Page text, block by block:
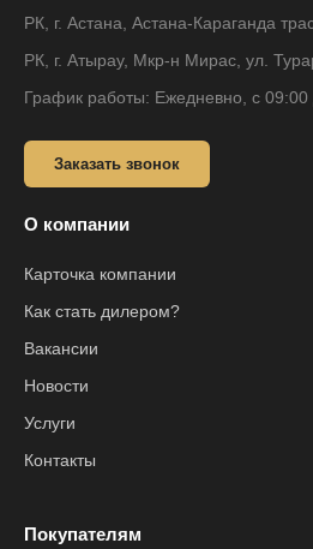
РК, г. Астана, Астана-Караганда
РК, г. Атырау, Мкр-н Мирас, ул.
График работы: Ежедневно, с 09:00
Заказать звонок
О компании
Карточка компании
Как стать дилером?
Вакансии
Новости
Услуги
Контакты
Покупателям